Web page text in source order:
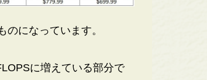
になっています。
に増えている部分で